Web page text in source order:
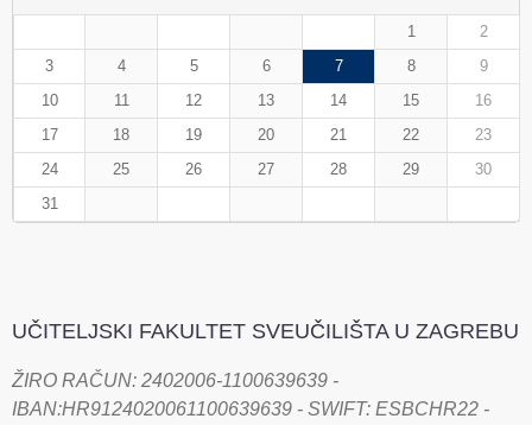
1
2
3
4 5 6 7 8
9
10
11 12 13 14 15
16
17
18 19 20 21 22
23
24
25 26 27 28 29
30
31
UČITELJSKI FAKULTET SVEUČILIŠTA U ZAGREBU
ŽIRO RAČUN: 2402006-1100639639 -
IBAN:HR9124020061100639639 - SWIFT: ESBCHR22 -